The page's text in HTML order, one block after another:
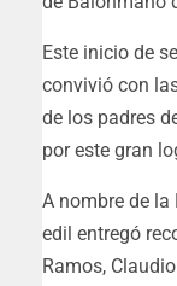
Este inicio de
convivió con
de los padres
por este gran
A nombre de la
edil entregó
Ramos,